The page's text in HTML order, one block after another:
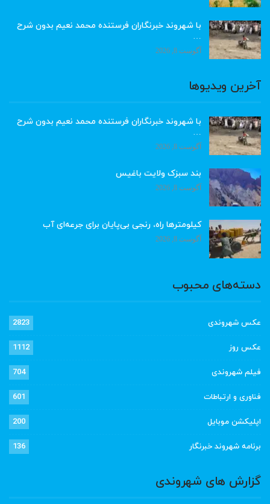
با شهروند خبرنگاران فرستنده محمد نعیم بدون شرح
…
آگوست 8, 2026
آخرین ویدیوها
با شهروند خبرنگاران فرستنده محمد نعیم بدون شرح
…
آگوست 8, 2026
بند سبزک ولایت باغیس
آگوست 8, 2026
کیلومترها راه، رنجی بی‌پایان برای جرعه‌ای آب
آگوست 8, 2026
دسته‌های محبوب
عکس شهروندی 2823
عکس روز 1112
فیلم شهروندی 704
فناوری و ارتباطات 601
اپلیکشن موبایل 200
برنامه شهروند خبرنگار 136
گزارش های شهروندی